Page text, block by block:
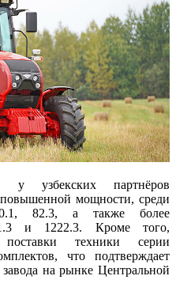
у узбекских партнёров
мощности, среди
82.3, а также более
и 1222.3. Кроме того,
поставки техники серии
что подтверждает
на рынке Центральной